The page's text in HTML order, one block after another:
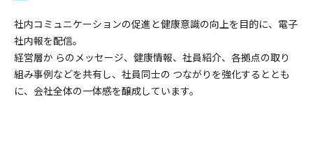
社内コミュニケーションの促進と健康意識の向上を目的に、電子
社内報を配信。
経営層か らのメッセージ、健康情報、社員紹介、各拠点の取り
組み事例などを共有し、社員同士の つながりを強化するととも
に、会社全体の一体感を醸成しています。